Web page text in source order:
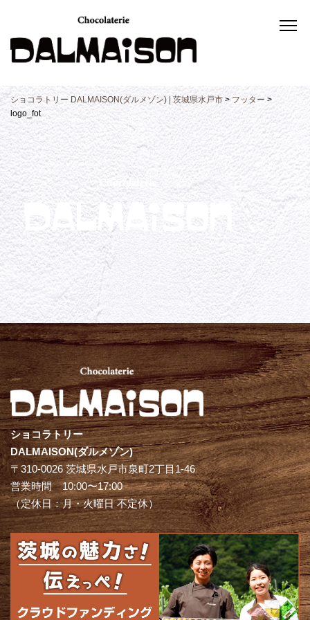
ショコラトリー DALMAISON(ダルメゾン) | 茨城県水戸市 > フッター >
logo_fot
ショコラトリー
DALMAISON(ダルメゾン)
〒310-0026 茨城県水戸市泉町2丁目1-46
営業時間 10:00〜17:00
（定休日：月・火曜日 不定休）